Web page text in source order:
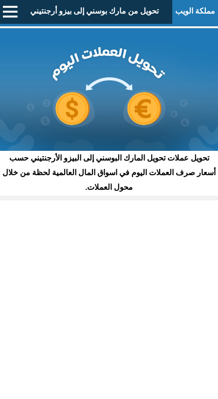
مملكة الويب تحويل من مارك بوسني إلى بيزو أرجنتيني
تحويل عملات تحويل المارك البوسني إلى البيزو الأرجنتيني حسب
أسعار صرف العملات اليوم في اسواق المال العالمية لحظة من خلال
محول العملات.